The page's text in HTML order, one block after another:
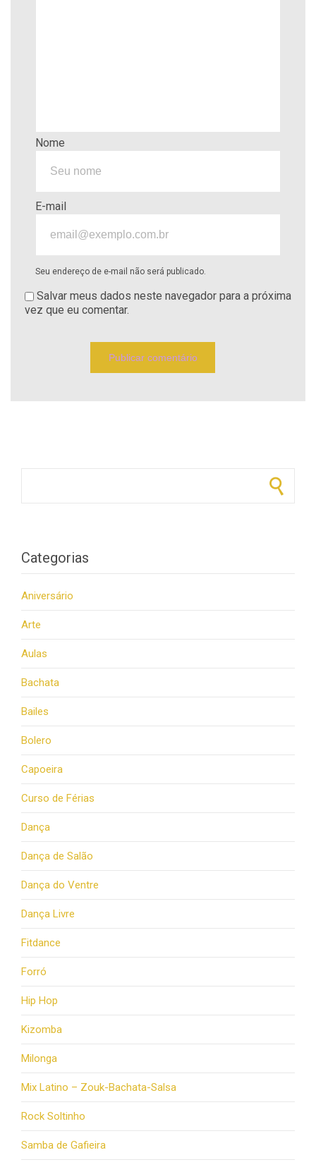
Nome
E-mail
Seu endereço de e-mail não será publicado.
Salvar meus dados neste navegador para a próxima
vez que eu comentar.
Categorias
Aniversário
Arte
Aulas
Bachata
Bailes
Bolero
Capoeira
Curso de Férias
Dança
Dança de Salão
Dança do Ventre
Dança Livre
Fitdance
Forró
Hip Hop
Kizomba
Milonga
Mix Latino – Zouk-Bachata-Salsa
Rock Soltinho
Samba de Gafieira